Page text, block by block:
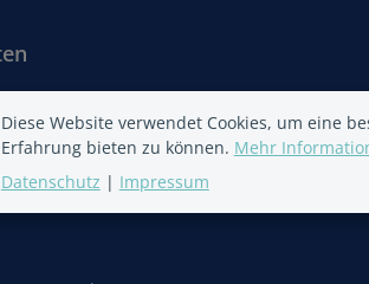
Diese Website verwendet Cookies, um eine
Erfahrung bieten zu können. Mehr
Datenschutz | Impressum